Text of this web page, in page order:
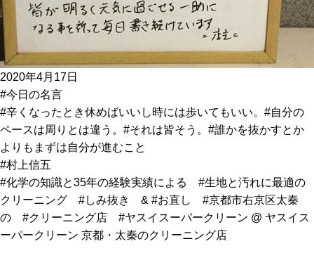
2020年4月17日
#今日の名言
#辛くなったとき休めばいいし時には歩いてもいい。#自分の
ペースは周りとは違う。#それは皆そう。#誰かを抜かすとか
よりもまずは自分が進むこと
#村上信五
#化学の知識と35年の経験実績による #生地と汚れに最適の
クリーニング #しみ抜き & #お直し #京都市右京区太秦
の #クリーニング店 #ヤスイスーパークリーン @ ヤスイス
ーパークリーン 京都・太秦のクリーニング店